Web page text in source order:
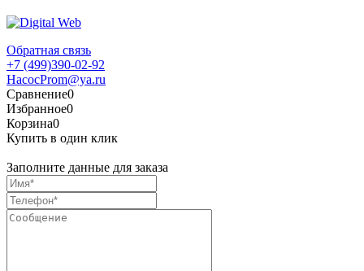
Обратная связь
+7 (499)390-02-92
HacocProm@ya.ru
Сравнение0
Избранное0
Корзина0
Купить в один клик
Заполните данные для заказа